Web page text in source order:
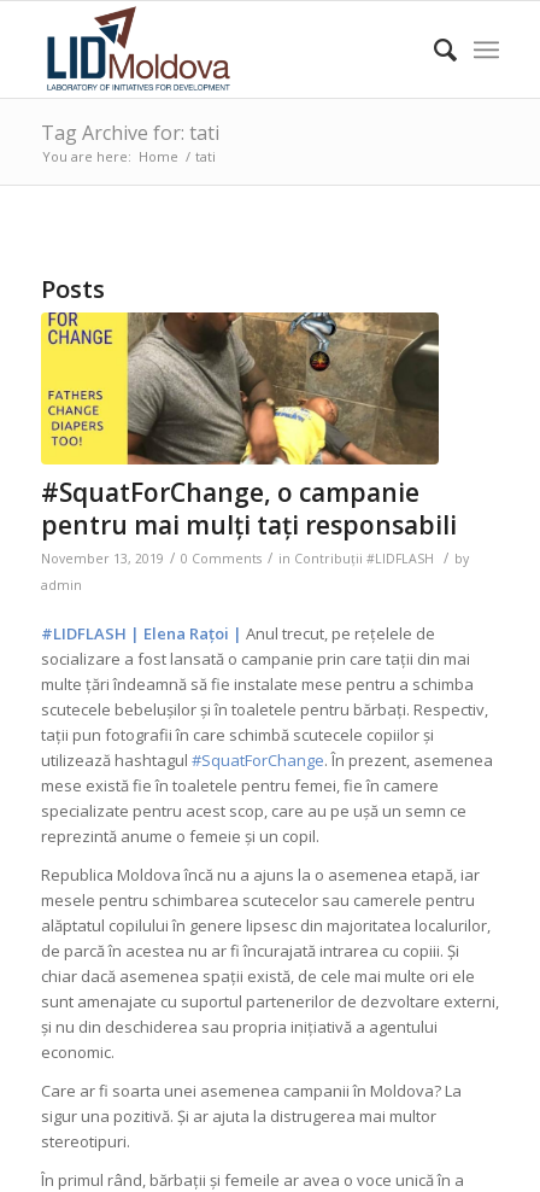
Tag Archive for: tati
You are here: Home / tati
Posts
#SquatForChange, o campanie
pentru mai mulți tați responsabili
November 13, 2019 / 0 Comments / in Contribuții #LIDFLASH / by
admin
#LIDFLASH | Elena Rațoi | Anul trecut, pe rețelele de
socializare a fost lansată o campanie prin care tații din mai
multe țări îndeamnă să fie instalate mese pentru a schimba
scutecele bebelușilor și în toaletele pentru bărbați. Respectiv,
tații pun fotografii în care schimbă scutecele copiilor și
utilizează hashtagul #SquatForChange. În prezent, asemenea
mese există fie în toaletele pentru femei, fie în camere
specializate pentru acest scop, care au pe ușă un semn ce
reprezintă anume o femeie și un copil.
Republica Moldova încă nu a ajuns la o asemenea etapă, iar
mesele pentru schimbarea scutecelor sau camerele pentru
alăptatul copilului în genere lipsesc din majoritatea localurilor,
de parcă în acestea nu ar fi încurajată intrarea cu copiii. Și
chiar dacă asemenea spații există, de cele mai multe ori ele
sunt amenajate cu suportul partenerilor de dezvoltare externi,
și nu din deschiderea sau propria inițiativă a agentului
economic.
Care ar fi soarta unei asemenea campanii în Moldova? La
sigur una pozitivă. Și ar ajuta la distrugerea mai multor
stereotipuri.
În primul rând, bărbații și femeile ar avea o voce unică în a